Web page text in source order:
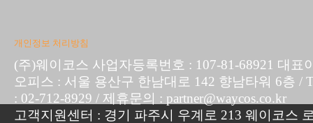
개인정보 처리방침
(주)웨이코스 사업자등록번호 : 107-81-68921 대표
오피스 : 서울 용산구 한남대로 142 향남타워 6층 /
: 02-712-8929 / 제휴문의 : partner@waycos.co.kr
고객지원센터 : 경기 파주시 우계로 213 웨이코스